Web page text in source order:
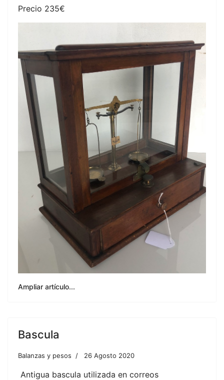
Precio 235€
Ampliar artículo...
Bascula
Balanzas y pesos 26 Agosto 2020
Antigua bascula utilizada en correos